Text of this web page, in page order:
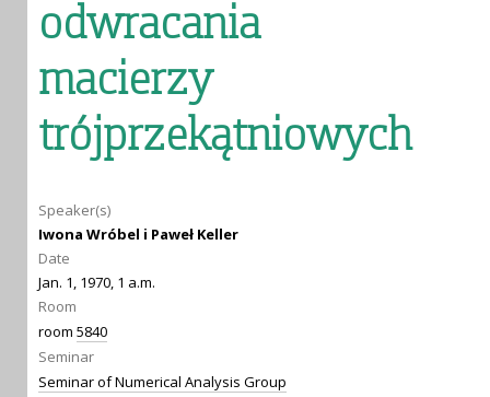
odwracania
macierzy
trójprzekątniowych
Speaker(s)
Iwona Wróbel i Paweł Keller
Date
Jan. 1, 1970, 1 a.m.
Room
room 5840
Seminar
Seminar of Numerical Analysis Group